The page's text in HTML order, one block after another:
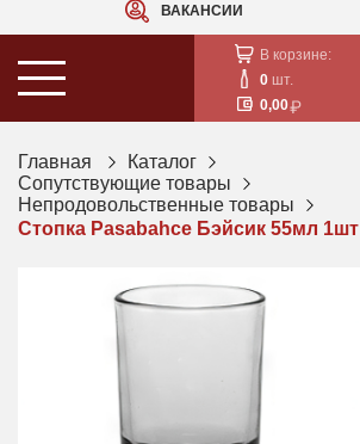
ВАКАНСИИ
В корзине:
0 шт.
0,00
Главная
Каталог
Сопутствующие товары
Непродовольственные товары
Стопка Pasabahce Бэйсик 55мл 1шт